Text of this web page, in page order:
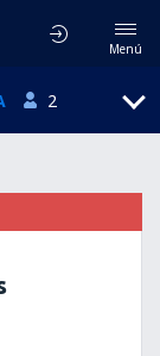
Menú
2